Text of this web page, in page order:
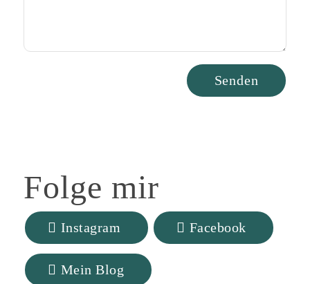
Folge mir
Instagram Facebook
Mein Blog